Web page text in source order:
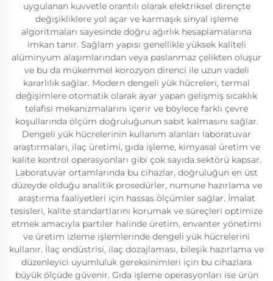
uygulanan kuvvetle orantılı olarak elektriksel dirençte
değişikliklere yol açar ve karmaşık sinyal işleme
algoritmaları sayesinde doğru ağırlık hesaplamalarına
imkan tanır. Sağlam yapısı genellikle yüksek kaliteli
alüminyum alaşımlarından veya paslanmaz çelikten oluşur
ve bu da mükemmel korozyon direnci ile uzun vadeli
kararlılık sağlar. Modern dengeli yük hücreleri, termal
değişimlere otomatik olarak ayar yapan gelişmiş sıcaklık
telafisi mekanizmalarını içerir ve böylece farklı çevre
koşullarında ölçüm doğruluğunun sabit kalmasını sağlar.
Dengeli yük hücrelerinin kullanım alanları laboratuvar
araştırmaları, ilaç üretimi, gıda işleme, kimyasal üretim ve
kalite kontrol operasyonları gibi çok sayıda sektörü kapsar.
Laboratuvar ortamlarında bu cihazlar, doğruluğun en üst
düzeyde olduğu analitik prosedürler, numune hazırlama ve
araştırma faaliyetleri için hassas ölçümler sağlar. İmalat
tesisleri, kalite standartlarını korumak ve süreçleri optimize
etmek amacıyla partiler halinde üretim, envanter yönetimi
ve üretim izleme işlemlerinde dengeli yük hücrelerini
kullanır. İlaç endüstrisi, ilaç dozajlaması, bileşik hazırlama ve
düzenleyici uyumluluk gereksinimleri için bu cihazlara
büyük ölçüde güvenir. Gıda işleme operasyonları ise ürün